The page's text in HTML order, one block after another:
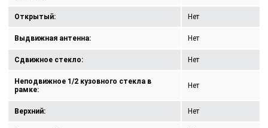
Открытый: Нет
Выдвижная антенна: Нет
Сдвижное стекло: Нет
Неподвижное 1/2 кузовного стекла в
рамке:
Нет
Верхний: Нет